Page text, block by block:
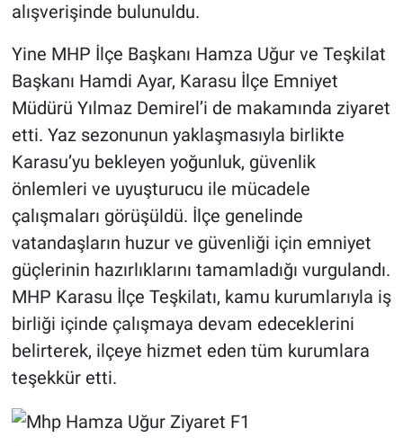
alışverişinde bulunuldu.
Yine MHP İlçe Başkanı Hamza Uğur ve Teşkilat
Başkanı Hamdi Ayar, Karasu İlçe Emniyet
Müdürü Yılmaz Demirel’i de makamında ziyaret
etti. Yaz sezonunun yaklaşmasıyla birlikte
Karasu’yu bekleyen yoğunluk, güvenlik
önlemleri ve uyuşturucu ile mücadele
çalışmaları görüşüldü. İlçe genelinde
vatandaşların huzur ve güvenliği için emniyet
güçlerinin hazırlıklarını tamamladığı vurgulandı.
MHP Karasu İlçe Teşkilatı, kamu kurumlarıyla iş
birliği içinde çalışmaya devam edeceklerini
belirterek, ilçeye hizmet eden tüm kurumlara
teşekkür etti.